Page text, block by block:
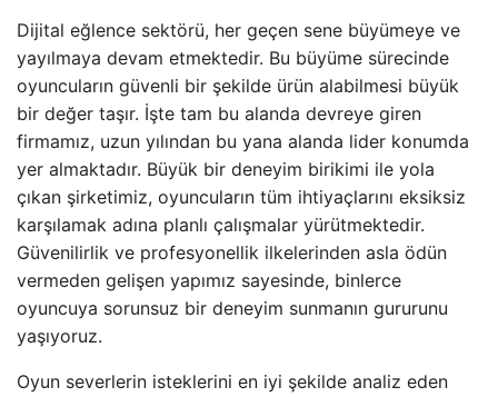
Dijital eğlence sektörü, her geçen sene büyümeye ve
yayılmaya devam etmektedir. Bu büyüme sürecinde
oyuncuların güvenli bir şekilde ürün alabilmesi büyük
bir değer taşır. İşte tam bu alanda devreye giren
firmamız, uzun yılından bu yana alanda lider konumda
yer almaktadır. Büyük bir deneyim birikimi ile yola
çıkan şirketimiz, oyuncuların tüm ihtiyaçlarını eksiksiz
karşılamak adına planlı çalışmalar yürütmektedir.
Güvenilirlik ve profesyonellik ilkelerinden asla ödün
vermeden gelişen yapımız sayesinde, binlerce
oyuncuya sorunsuz bir deneyim sunmanın gururunu
yaşıyoruz.
Oyun severlerin isteklerini en iyi şekilde analiz eden